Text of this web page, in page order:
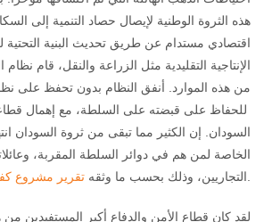
هذه الثروة الوطنية لإيصال حصاد التنمية إلى
اقتصادي مستدام عن طريق تحديث البنية التحتية
الإنتاجية التقليدية مثل الزراعة والنقل، قام نظام
من هذه الموارد. أنفق النظام بدون تحفظ على
للحفاظ على قبضته على السلطة، مع إهمال
السودان. إن الكثير مما تبقى من ثروة السودان
الخاصة لمن هم في دوائر السلطة المقربة،
التجاريين، وذلك بحسب ما وثقه تقرير مشروع